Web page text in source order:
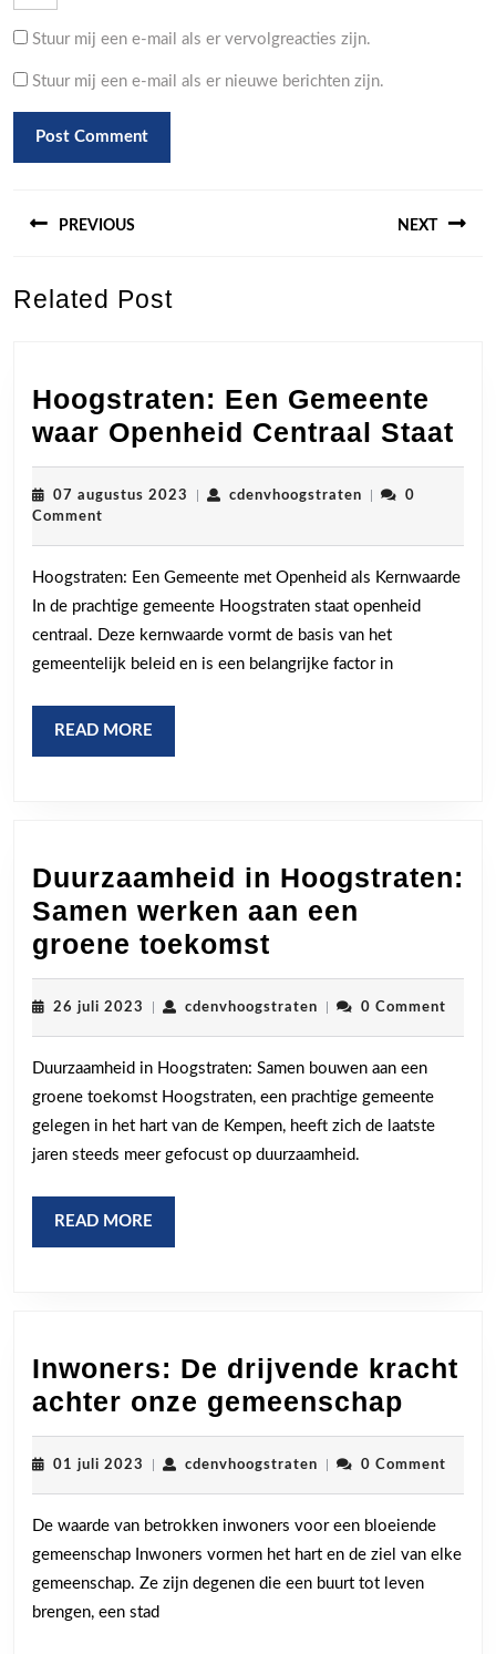
Stuur mij een e-mail als er vervolgreacties zijn.
Stuur mij een e-mail als er nieuwe berichten zijn.
PREVIOUS
post:
NEXT
Related Post
Hoogstraten: Een Gemeente
waar Openheid Centraal Staat
07 augustus 2023 07
cdenvhoogstratencdenvhoogstraten
0
Comment
Hoogstraten: Een Gemeente met Openheid als Kernwaarde
In de prachtige gemeente Hoogstraten staat openheid
centraal. Deze kernwaarde vormt de basis van het
gemeentelijk beleid en is een belangrijke factor in
READ MORE
MORE
Duurzaamheid in Hoogstraten:
Samen werken aan een
groene toekomst
in
Hoogstraten:
Samen
werken
aan
een
26 juli 2023 26
cdenvhoogstratencdenvhoogstraten
0 Comment
Duurzaamheid in Hoogstraten: Samen bouwen aan een
groene toekomst Hoogstraten, een prachtige gemeente
gelegen in het hart van de Kempen, heeft zich de laatste
jaren steeds meer gefocust op duurzaamheid.
READ MORE
MORE
Inwoners: De drijvende kracht
achter onze gemeenschap
De
kracht
achter
onze
01 juli 2023 01
cdenvhoogstratencdenvhoogstraten
0 Comment
De waarde van betrokken inwoners voor een bloeiende
gemeenschap Inwoners vormen het hart en de ziel van elke
gemeenschap. Ze zijn degenen die een buurt tot leven
brengen, een stad